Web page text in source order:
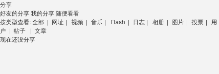
分享
好友的分享我的分享随便看看
按类型查看:全部 | 网址 | 视频 | 音乐 | Flash | 日志 | 相册 | 图片 | 投票 | 用
户 | 帖子 | 文章
现在还没分享